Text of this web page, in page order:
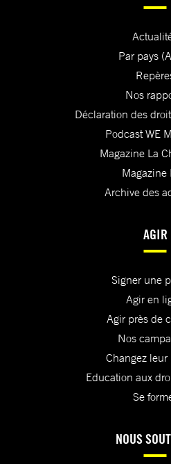
Par pays
Nos
Déclaration des
Podcast WE
Magazine La
Magazine
Archive des
AGIR
Signer une
Agir en
Agir près de
Nos
Changez leur
Education aux
Se
NOUS